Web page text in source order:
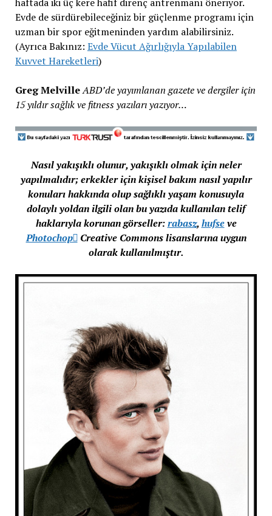
Evde de sürdürebileceğiniz bir güçlenme programı için
uzman bir spor eğitmeninden yardım alabilirsiniz.
(Ayrıca Bakınız: Evde Vücut Ağırlığıyla Yapılabilen
Kuvvet Hareketleri)
Greg MelvilleABD’de yayımlanan gazete ve dergiler için
15 yıldır sağlık ve fitness yazıları yazıyor…
Nasıl yakışıklı olunur, yakışıklı olmak için neler
yapılmalıdır; erkekler için kişisel bakım nasıl yapılır
konuları hakkında olup sağlıklı yaşam konusuyla
dolaylı yoldan ilgili olan bu yazıda kullanılan telif
haklarıyla korunan görseller:rabasz,hufseve
PhotochopCreative Commons lisanslarına uygun
olarak kullanılmıştır.